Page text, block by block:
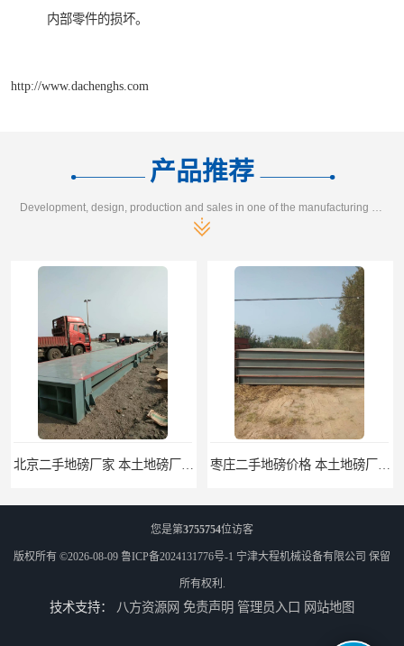
内部零件的损坏。
http://www.dachenghs.com
产品推荐
Development, design, production and sales in one of the manufacturing enterprises
您是第3755754位访客
版权所有 ©2026-08-09 鲁ICP备2024131776号-1 宁津大程机械设备有限公司 保留
所有权利.
技术支持： 八方资源网 免责声明 管理员入口 网站地图